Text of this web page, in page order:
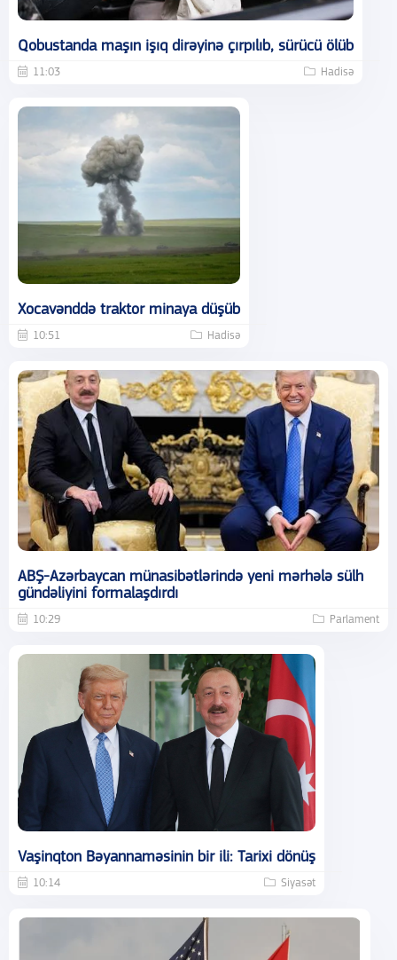
Qobustanda maşın işıq dirəyinə çırpılıb, sürücü ölüb
11:03 Hadisə
Xocavənddə traktor minaya düşüb
10:51 Hadisə
ABŞ-Azərbaycan münasibətlərində yeni mərhələ sülh
gündəliyini formalaşdırdı
10:29 Parlament
Vaşinqton Bəyannaməsinin bir ili: Tarixi dönüş
10:14 Siyasət